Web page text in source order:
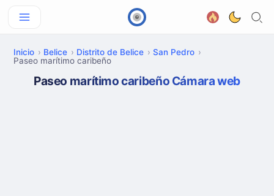
Inicio Belice Distrito de Belice
San Pedro
Paseo marítimo caribeño
Paseo marítimo caribeño Cámara web